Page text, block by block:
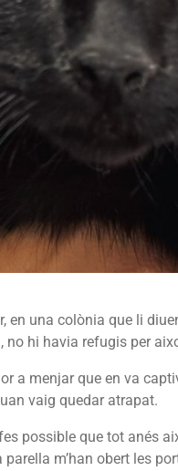
en una colònia que li
hi havia refugis per
a menjar que en va
vaig quedar atrapat.
possible que tot anés
m’han obert les